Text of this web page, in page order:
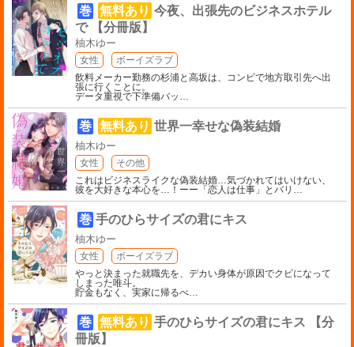
巻 無料あり 今夜、出張先のビジネスホテル
で 【分冊版】
柚木ゆー
女性
ボーイズラブ
飲料メーカー勤務の杉浦と高坂は、コンビで地方取引先へ出
張に行くことに。
データ重視で下準備バッ …
巻 無料あり 世界一幸せな偽装結婚
柚木ゆー
女性
その他
これはビジネスライクな偽装結婚…気づかれてはいけない、
彼を大好きな本心を…！ーー「恋人は仕事」とバリ …
巻 手のひらサイズの君にキス
柚木ゆー
女性
ボーイズラブ
やっと決まった就職先を、デカい身体が原因でクビになって
しまった唯斗。
貯金もなく、実家に帰るべ…
巻 無料あり 手のひらサイズの君にキス 【分
冊版】